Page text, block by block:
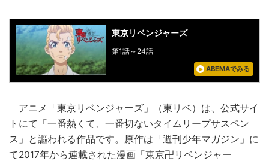
東京リベンジャーズ
第1話～24話
ABEMAでみる
アニメ「東京リベンジャーズ」（東リベ）は、公式サイ
トにて「一番熱くて、一番切ないタイムリープサスペン
ス」と謳われる作品です。原作は「週刊少年マガジン」に
て2017年から連載された漫画「東京卍リベンジャー